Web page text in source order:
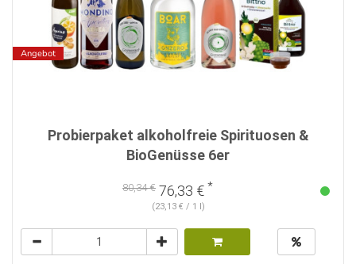
Angebot
Probierpaket alkoholfreie Spirituosen &
BioGenüsse 6er
80,34 € 76,33 € *
(23,13 € / 1 l)